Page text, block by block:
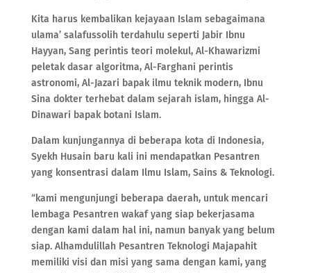
Kita harus kembalikan kejayaan Islam sebagaimana
ulama’ salafussolih terdahulu seperti Jabir Ibnu
Hayyan, Sang perintis teori molekul, Al-Khawarizmi
peletak dasar algoritma, Al-Farghani perintis
astronomi, Al-Jazari bapak ilmu teknik modern, Ibnu
Sina dokter terhebat dalam sejarah islam, hingga Al-
Dinawari bapak botani Islam.
Dalam kunjungannya di beberapa kota di Indonesia,
Syekh Husain baru kali ini mendapatkan Pesantren
yang konsentrasi dalam Ilmu Islam, Sains & Teknologi.
“kami mengunjungi beberapa daerah, untuk mencari
lembaga Pesantren wakaf yang siap bekerjasama
dengan kami dalam hal ini, namun banyak yang belum
siap. Alhamdulillah Pesantren Teknologi Majapahit
memiliki visi dan misi yang sama dengan kami, yang